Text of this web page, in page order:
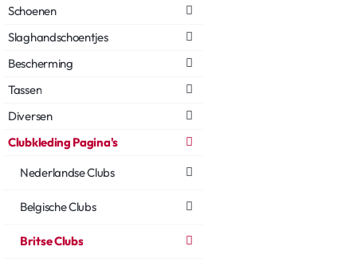
Schoenen
Slaghandschoentjes
Bescherming
Tassen
Diversen
Clubkleding Pagina's
Nederlandse Clubs
Belgische Clubs
Britse Clubs